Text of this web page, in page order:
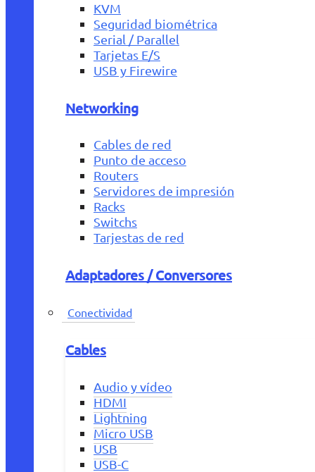
KVM
Seguridad biométrica
Serial / Parallel
Tarjetas E/S
USB y Firewire
Networking
Cables de red
Punto de acceso
Routers
Servidores de impresión
Racks
Switchs
Tarjestas de red
Adaptadores / Conversores
Conectividad
Cables
Audio y vídeo
HDMI
Lightning
Micro USB
USB
USB-C